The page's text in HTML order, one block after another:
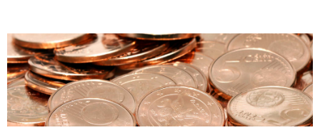
Εταιρεία
Προϊόντα – Υπηρεσίες
Που θα μας βρείτε